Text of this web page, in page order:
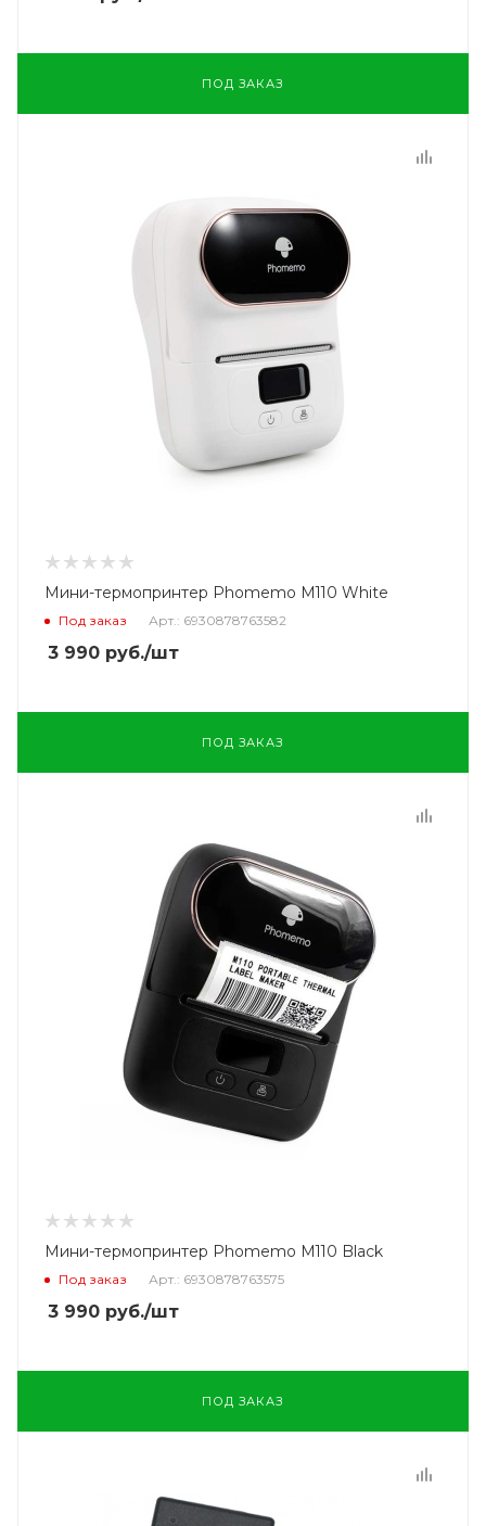
ПОД ЗАКАЗ
Мини-термопринтер Phomemo M110 White
Под заказ Арт.: 6930878763582
3 990 руб./шт
ПОД ЗАКАЗ
Мини-термопринтер Phomemo M110 Black
Под заказ Арт.: 6930878763575
3 990 руб./шт
ПОД ЗАКАЗ